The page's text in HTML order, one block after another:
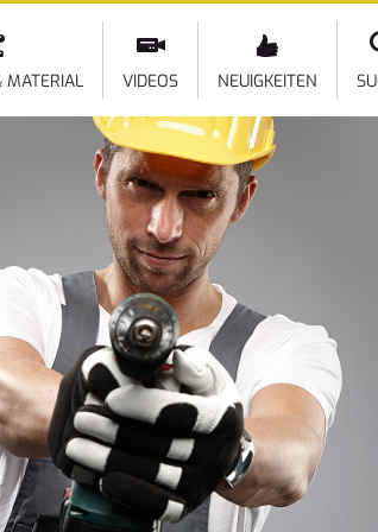
MATERIAL VIDEOS NEUIGKEITEN